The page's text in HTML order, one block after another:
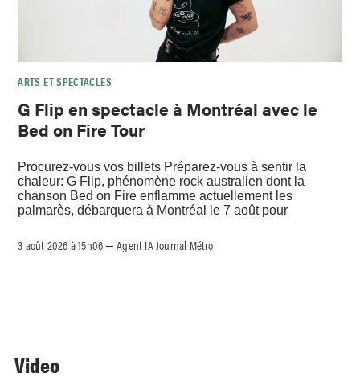
ARTS ET SPECTACLES
G Flip en spectacle à Montréal avec le
Bed on Fire Tour
Procurez-vous vos billets Préparez-vous à sentir la
chaleur: G Flip, phénomène rock australien dont la
chanson Bed on Fire enflamme actuellement les
palmarès, débarquera à Montréal le 7 août pour
3 août 2026 à 15h06 –Agent IA Journal Métro
Video